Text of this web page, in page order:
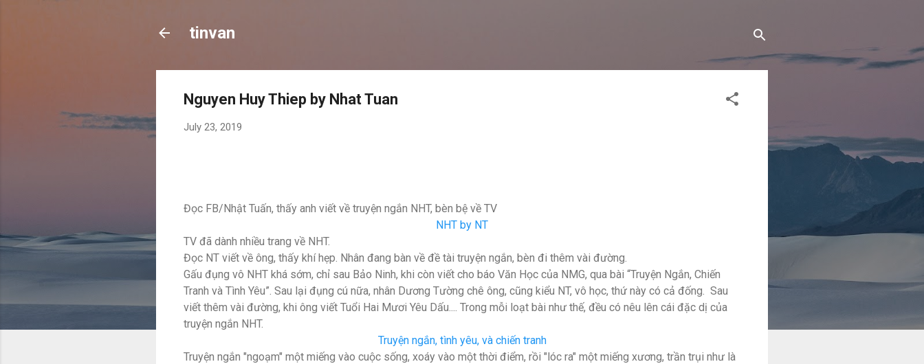
tinvan
Nguyen Huy Thiep by Nhat Tuan
July 23, 2019
Đọc FB/Nhật Tuấn, thấy anh viết về truyện ngắn NHT, bèn bệ về TV
NHT by NT
TV đã dành nhiều trang về NHT.
Đọc NT viết về ông, thấy khí hẹp. Nhân đang bàn về đề tài truyện ngắn, bèn đi thêm vài đường.
Gấu đụng vô NHT khá sớm, chỉ sau Bảo Ninh, khi còn viết cho báo Văn Học của NMG, qua bài “Truyện Ngắn, Chiến
Tranh và Tình Yêu”. Sau lại đụng cú nữa, nhân Dương Tường chê ông, cũng kiểu NT, vô học, thứ này có cả đống. Sau
viết thêm vài đường, khi ông viết Tuổi Hai Mươi Yêu Dấu.... Trong mỗi loạt bài như thế, đều có nêu lên cái đặc dị của
truyện ngắn NHT.
Truyện ngắn, tình yêu, và chiến tranh
Truyện ngắn "ngoạm" một miếng vào cuộc sống, xoáy vào một thời điểm, rồi "lóc ra" một miếng xương, trần trụi như là